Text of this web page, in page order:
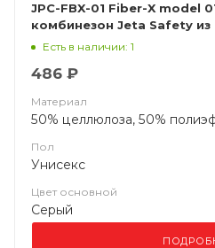
JPC-FBX-01 Fiber-X model
комбинезон Jeta Safety из
Есть в наличии: 1
486 ₽
Материал
50% целлюлоза, 50%
Пол
Унисекс
Цвет основной
Серый